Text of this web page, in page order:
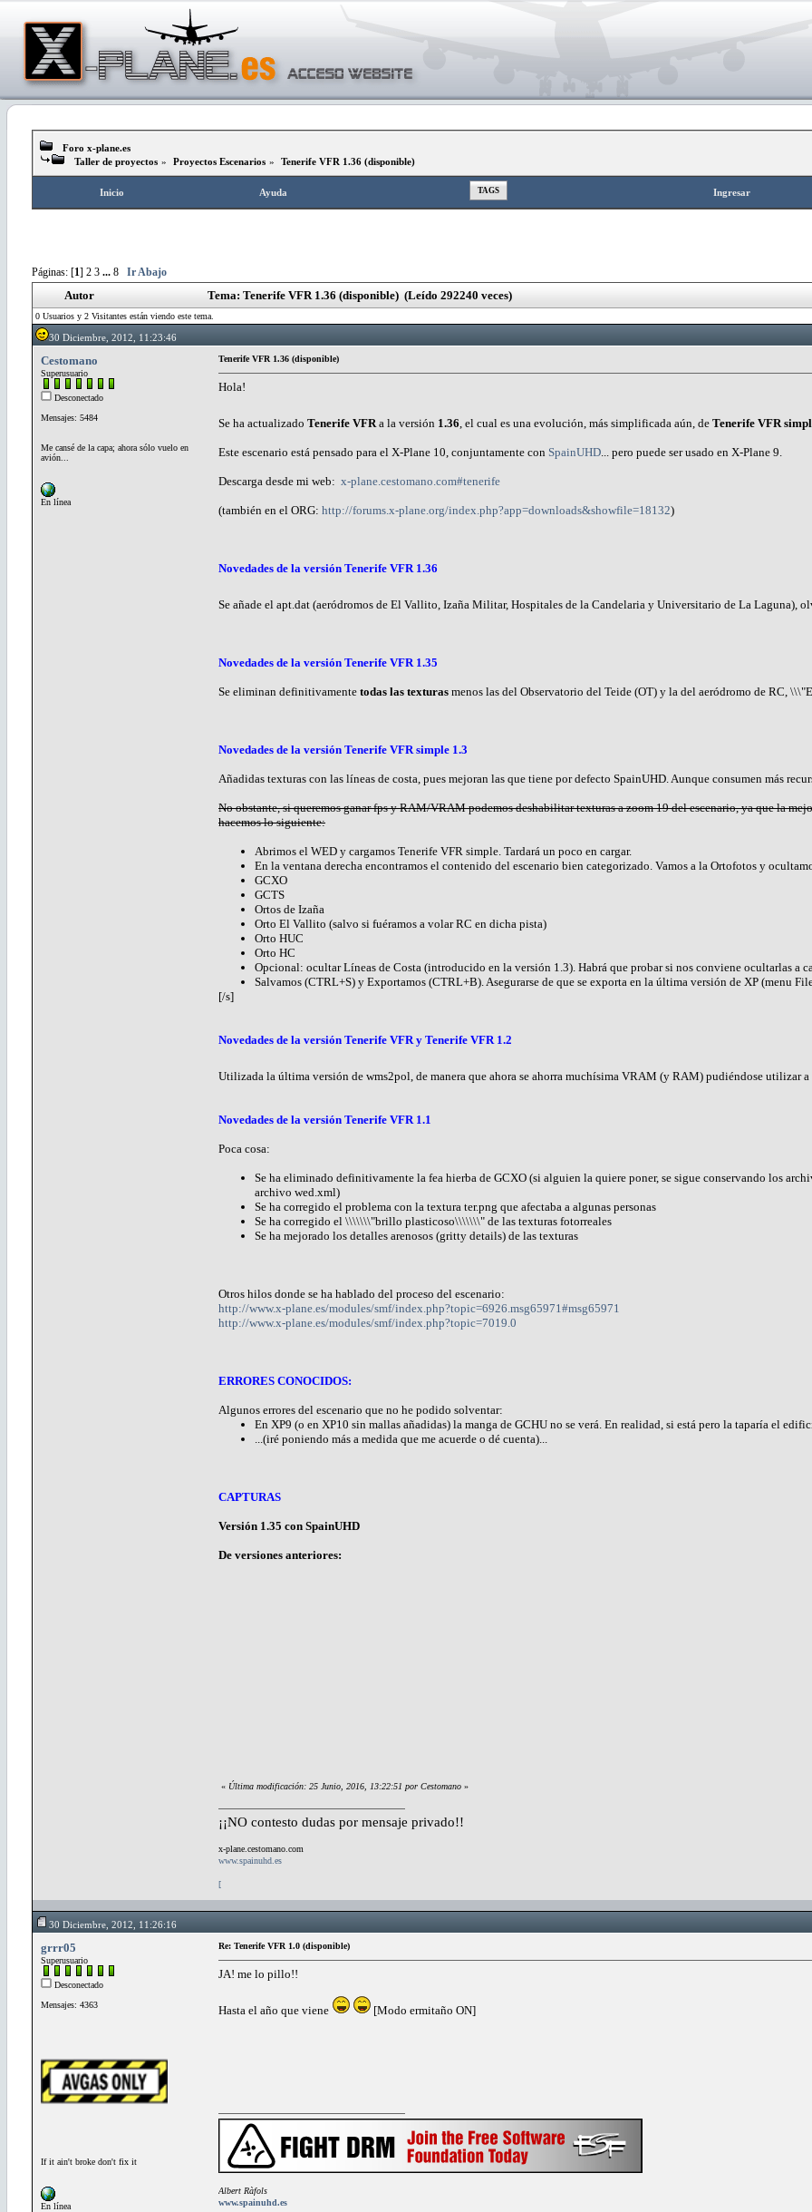
Foro x-plane.es
Taller de proyectos » Proyectos Escenarios » Tenerife VFR 1.36 (disponible)
Inicio Ayuda TAGS Ingresar
Páginas: [1] 2 3 ... 8 Ir Abajo
Autor Tema: Tenerife VFR 1.36 (disponible) (Leído 292240 veces)
0 Usuarios y 2 Visitantes están viendo este tema.
30 Diciembre, 2012, 11:23:46
Cestomano
Superusuario
Desconectado
Mensajes: 5484
Me cansé de la capa; ahora sólo vuelo en
avión...
En línea
Tenerife VFR 1.36 (disponible)
Hola!
Se ha actualizado Tenerife VFR a la versión 1.36 , el cual es una evolución, más simplificada aún, de Tenerife VFR
Este escenario está pensado para el X-Plane 10, conjuntamente con SpainUHD ... pero puede ser usado en X-Plane 9.
Descarga desde mi web: x-plane.cestomano.com#tenerife
(también en el ORG: http://forums.x-plane.org/index.php?app=downloads&showfile=18132)
Novedades de la versión Tenerife VFR 1.36
Se añade el apt.dat (aeródromos de El Vallito, Izaña Militar, Hospitales de la Candelaria y Universitario de La Laguna),
Novedades de la versión Tenerife VFR 1.35
Se eliminan definitivamente todas las texturas menos las del Observatorio del Teide (OT) y la del aeródromo de RC,
Novedades de la versión Tenerife VFR simple 1.3
Añadidas texturas con las líneas de costa, pues mejoran las que tiene por defecto SpainUHD. Aunque consumen más
No obstante, si queremos ganar fps y RAM/VRAM podemos deshabilitar texturas a zoom 19 del escenario, ya que la
hacemos lo siguiente:
Abrimos el WED y cargamos Tenerife VFR simple. Tardará un poco en cargar.
En la ventana derecha encontramos el contenido del escenario bien categorizado. Vamos a la Ortofotos y
GCXO
GCTS
Ortos de Izaña
Orto El Vallito (salvo si fuéramos a volar RC en dicha pista)
Orto HUC
Orto HC
Opcional: ocultar Líneas de Costa (introducido en la versión 1.3). Habrá que probar si nos conviene ocultarlas a
Salvamos (CTRL+S) y Exportamos (CTRL+B). Asegurarse de que se exporta en la última versión de XP (menu
[/s]
Novedades de la versión Tenerife VFR y Tenerife VFR 1.2
Utilizada la última versión de wms2pol, de manera que ahora se ahorra muchísima VRAM (y RAM) pudiéndose utilizar
Novedades de la versión Tenerife VFR 1.1
Poca cosa:
Se ha eliminado definitivamente la fea hierba de GCXO (si alguien la quiere poner, se sigue conservando los
archivo wed.xml)
Se ha corregido el problema con la textura ter.png que afectaba a algunas personas
Se ha corregido el \\\\\\\"brillo plasticoso\\\\\\\" de las texturas fotorreales
Se ha mejorado los detalles arenosos (gritty details) de las texturas
Otros hilos donde se ha hablado del proceso del escenario:
http://www.x-plane.es/modules/smf/index.php?topic=6926.msg65971#msg65971
http://www.x-plane.es/modules/smf/index.php?topic=7019.0
ERRORES CONOCIDOS:
Algunos errores del escenario que no he podido solventar:
En XP9 (o en XP10 sin mallas añadidas) la manga de GCHU no se verá. En realidad, si está pero la taparía el
...(iré poniendo más a medida que me acuerde o dé cuenta)...
CAPTURAS
Versión 1.35 con SpainUHD
De versiones anteriores:
« Última modificación: 25 Junio, 2016, 13:22:51 por Cestomano »
¡¡NO contesto dudas por mensaje privado!!
x-plane.cestomano.com
www.spainuhd.es
[
30 Diciembre, 2012, 11:26:16
grrr05
Superusuario
Desconectado
Mensajes: 4363
If it ain't broke don't fix it
En línea
Re: Tenerife VFR 1.0 (disponible)
JA! me lo pillo!!
Hasta el año que viene [Modo ermitaño ON]
Albert Ràfols
www.spainuhd.es